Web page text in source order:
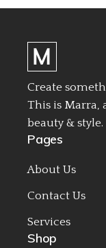
Create
This is Marra,
beauty & style.
Pages
About Us
Contact Us
Services
Shop